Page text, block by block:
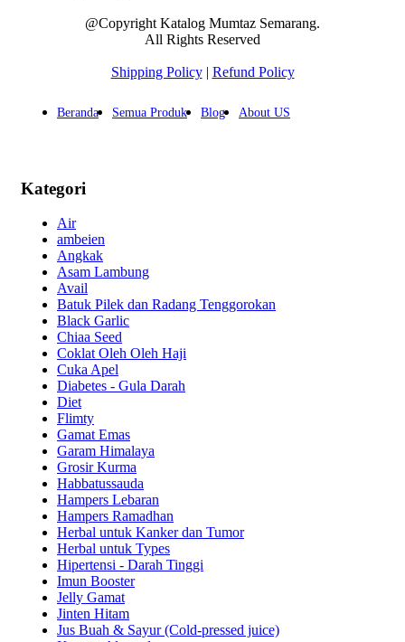
@Copyright Katalog Mumtaz Semarang.
All Rights Reserved
Shipping Policy| Refund Policy
Beranda Semua Produk Blog About US
Kategori
Air
ambeien
Angkak
Asam Lambung
Avail
Batuk Pilek dan Radang Tenggorokan
Black Garlic
Chiaa Seed
Coklat Oleh Oleh Haji
Cuka Apel
Diabetes - Gula Darah
Diet
Flimty
Gamat Emas
Garam Himalaya
Grosir Kurma
Habbatussauda
Hampers Lebaran
Hampers Ramadhan
Herbal untuk Kanker dan Tumor
Herbal untuk Types
Hipertensi - Darah Tinggi
Imun Booster
Jelly Gamat
Jinten Hitam
Jus Buah & Sayur (Cold-pressed juice)